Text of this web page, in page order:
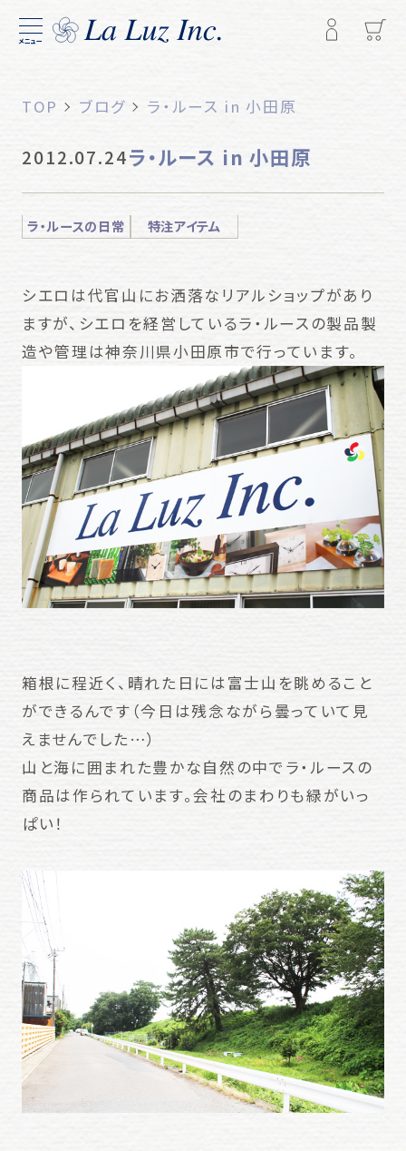
メニュー
TOP ブログ ラ・ルース in 小田原
2012.07.24ラ・ルース in 小田原
ラ・ルースの日常 特注アイテム
シエロは代官山にお洒落なリアルショップがあり
ますが、シエロを経営しているラ・ルースの製品製
造や管理は神奈川県小田原市で行っています。
箱根に程近く、晴れた日には富士山を眺めること
ができるんです（今日は残念ながら曇っていて見
えませんでした…）
山と海に囲まれた豊かな自然の中でラ・ルースの
商品は作られています。会社のまわりも緑がいっ
ぱい！